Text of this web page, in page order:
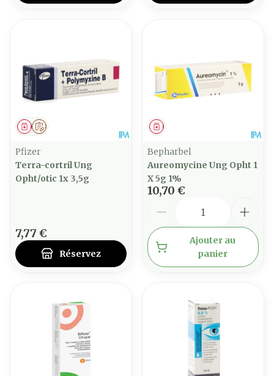
Sur prescription
Médicament
Pfizer
Terra-cortril Ung
Opht/otic 1x 3,5g
7,77 €
Réservez
Médicament
Bepharbel
Aureomycine Ung Opht 1
X 5g 1%
10,70 €
Ajouter au
panier